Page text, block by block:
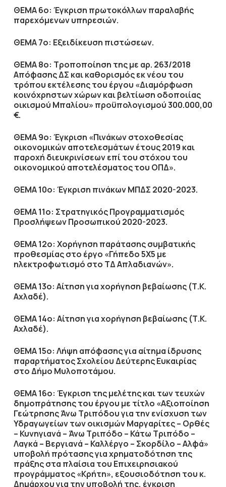
ΘΕΜΑ 6ο: Έγκριση πρωτοκόλλων παραλαβής
παρεχόμενων υπηρεσιών.
ΘΕΜΑ 7ο: Εξειδίκευση πιστώσεων.
ΘΕΜΑ 8ο: Τροποποίηση της με αρ. 263/2018
Απόφασης ΔΣ και καθορισμός εκ νέου του
τρόπου εκτέλεσης του έργου «Διαμόρφωση
κοινόχρηστων χώρων και βελτίωση οδοποιίας
οικισμού Μπαλίου» προϋπολογισμού 300.000,00
€.
ΘΕΜΑ 9ο: Έγκριση «Πινάκων στοχοθεσίας
οικονομικών αποτελεσμάτων έτους 2019 και
παροχή διευκρινίσεων επί του στόχου του
οικονομικού αποτελέσματος του ΟΠΔ».
ΘΕΜΑ 10ο: Έγκριση πινάκων ΜΠΔΣ 2020-2023.
ΘΕΜΑ 11ο: Στρατηγικός Προγραμματισμός
Προσλήψεων Προσωπικού 2020-2023.
ΘΕΜΑ 12ο: Χορήγηση παράτασης συμβατικής
προθεσμίας στο έργο «Γήπεδο 5Χ5 με
ηλεκτροφωτισμό στο ΤΔ Απλαδιανών».
ΘΕΜΑ 13ο: Αίτηση για χορήγηση βεβαίωσης (Τ.Κ.
Αχλαδέ).
ΘΕΜΑ 14ο: Αίτηση για χορήγηση βεβαίωσης (Τ.Κ.
Αχλαδέ).
ΘΕΜΑ 15ο: Λήψη απόφασης για αίτημα ίδρυσης
παραρτήματος Σχολείου Δεύτερης Ευκαιρίας
στο Δήμο Μυλοποτάμου.
ΘΕΜΑ 16ο: Έγκριση της μελέτης και των τευχών
δημοπράτησης του έργου με τίτλο «Αξιοποίηση
Γεώτρησης Άνω Τριπόδου για την ενίσχυση των
Υδραγωγείων των οικισμών Μαργαρίτες – Ορθές
– Κυνηγιανά – Άνω Τριπόδο – Κάτω Τριπόδο –
Λαγκά – Βεργιανά – Καλλέργο – Σκορδίλο – Αλφά»
υποβολή πρότασης για χρηματοδότηση της
πράξης στα πλαίσια του Επιχειρησιακού
προγράμματος «Κρήτη», εξουσιοδότηση του κ.
Δημάρχου για την υποβολή της, έγκριση